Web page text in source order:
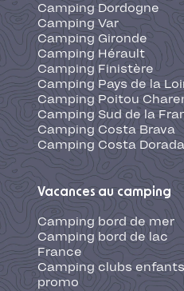
Camping Dordogne
Camping Var
Camping Gironde
Camping Hérault
Camping Finistère
Camping Pays de la
Camping Poitou
Camping Sud de la
Camping Costa Brava
Camping Costa Dorada
Vacances au camping
Camping bord de mer
Camping bord de lac
France
Camping clubs
promo